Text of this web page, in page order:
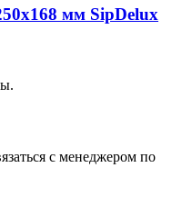
мм SipDelux
с менеджером по